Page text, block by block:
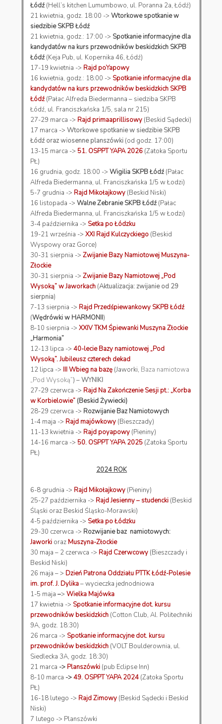
Łódź (Hell’s kitchen Lumumbowo, ul. Poranna 2a, Łódź)
21 kwietnia, godz. 18:00 ->Wtorkowe spotkanie w
siedzibie SKPB Łódź
21 kwietnia, godz.: 17:00 -> Spotkanie informacyjne dla
kandydatów na kurs przewodników beskidzkich SKPB
Łódź (Keja Pub, ul. Kopernika 46, Łódź)
17-19 kwietnia -> Rajd poYapowy
16 kwietnia, godz.: 18:00 -> Spotkanie informacyjne dla
kandydatów na kurs przewodników beskidzkich SKPB
Łódź (Pałac Alfreda Biedermanna – siedziba SKPB
Łódź, ul. Franciszkańska 1/5, sala nr 215)
27-29 marca -> Rajd primaaprillisowy (Beskid Sądecki)
17 marca ->Wtorkowe spotkanie w siedzibie SKPB
Łódź oraz wiosenne planszówki (od godz. 17:00)
13-15 marca -> 51. OSPPT YAPA 2026 (Zatoka Sportu
PŁ)
16 grudnia, godz. 18:00 ->Wigilia SKPB Łódź (Pałac
Alfreda Biedermanna, ul. Franciszkańska 1/5 w Łodzi)
5-7 grudnia -> Rajd Mikołajkowy (Beskid Niski)
16 listopada ->Walne Zebranie SKPB Łódź (Pałac
Alfreda Biedermanna, ul. Franciszkańska 1/5 w Łodzi)
3-4 października -> Setka po Łódzku
19-21 września ->XXI Rajd Kulczyckiego (Beskid
Wyspowy oraz Gorce)
30-31 sierpnia ->Zwijanie Bazy Namiotowej Muszyna-
Złockie
30-31 sierpnia ->Zwijanie Bazy Namiotowej „Pod
Wysoką” w Jaworkach (Aktualizacja: zwijanie od 29
sierpnia)
7-13 sierpnia -> Rajd Przedśpiewankowy SKPB Łódź
(Wędrówki w HARMONII)
8-10 sierpnia ->XXIV TKM Śpiewanki Muszyna Złockie
„Harmonia”
12-13 lipca ->40-lecie Bazy namiotowej „Pod
Wysoką”. Jubileusz czterech dekad
12 lipca -> III Wbieg na bazę (Jaworki, Baza namiotowa
„Pod Wysoką”) –WYNIKI
27-29 czerwca -> Rajd Na Zakończenie Sesji pt.: „Korba
w Korbielowie” (Beskid Żywiecki)
28-29 czerwca -> Rozwijanie Baz Namiotowych
1-4 maja -> Rajd majówkowy (Bieszczady)
11-13 kwietnia -> Rajd poyapowy (Pieniny)
14-16 marca -> 50. OSPPT YAPA 2025 (Zatoka Sportu
PŁ)
2024 ROK
6-8 grudnia -> Rajd Mikołajkowy (Pieniny)
25-27 października -> Rajd Jesienny – studencki (Beskid
Śląski oraz Beskid Śląsko-Morawski)
4-5 października -> Setka po Łódzku
29-30 czerwca -> Rozwijanie baz namiotowych:
Jaworki oraz Muszyna-Złockie
30 maja – 2 czerwca -> Rajd Czerwcowy (Bieszczady i
Beskid Niski)
26 maja – > Dzień Patrona Oddziału PTTK Łódź-Polesie
im. prof. J. Dylika– wycieczka jednodniowa
1-5 maja –>Wielka Majówka
17 kwietnia -> Spotkanie informacyjne dot. kursu
przewodników beskidzkich (Cotton Club, Al. Politechniki
9A, godz. 18:30)
26 marca -> Spotkanie informacyjne dot. kursu
przewodników beskidzkich (VOLT Boulderownia, ul.
Siedlecka 3A, godz. 18:30)
21 marca -> Planszówki (pub Eclipse Inn)
8-10 marca ->49. OSPPT YAPA 2024 (Zatoka Sportu
PŁ)
16-18 lutego -> Rajd Zimowy (Beskid Sądecki i Beskid
Niski)
7 lutego -> Planszówki